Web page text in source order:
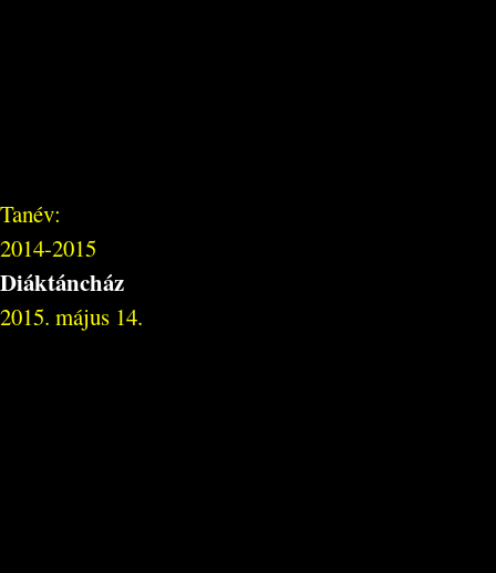
Tanév:
2014-2015
Diáktáncház
2015. május 14.